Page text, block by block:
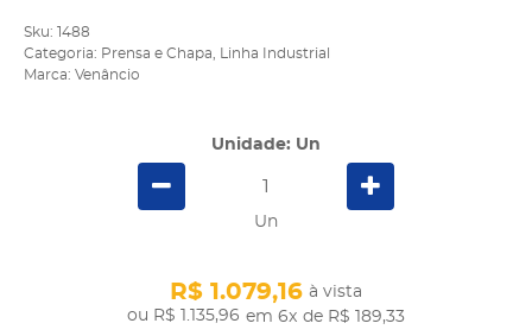
Sku:
1488
Categoria: Prensa e Chapa
Linha Industrial
Marca: Venâncio
Unidade: Un
Un
R$ 1.135,96
R$ 1.079,16 à vista
em 6x de R$ 189,33